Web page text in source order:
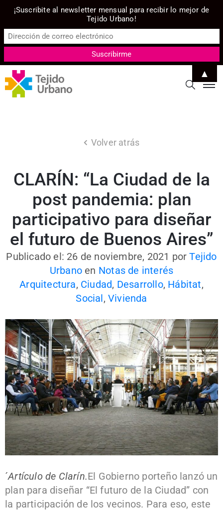
Volver atrás
CLARÍN: “La Ciudad de la
post pandemia: plan
participativo para diseñar
el futuro de Buenos Aires”
Publicado el: 26 de noviembre, 2021 porTejido
Urbano en Notas de interés
Arquitectura, Ciudad, Desarrollo, Hábitat,
Social, Vivienda
´Artículo de Clarín.El Gobierno porteño lanzó un
plan para diseñar “El futuro de la Ciudad” con
la participación de los vecinos. Para eso, este
¡Suscribite al newsletter mensual para recibir lo mejor de
Tejido Urbano!
▲